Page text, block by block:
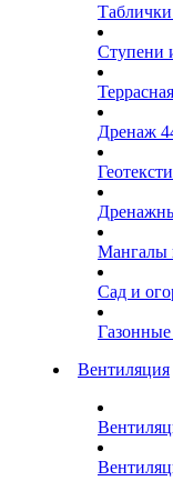
Ступени
Дренаж
Мангалы
Сад и
Вентиляция